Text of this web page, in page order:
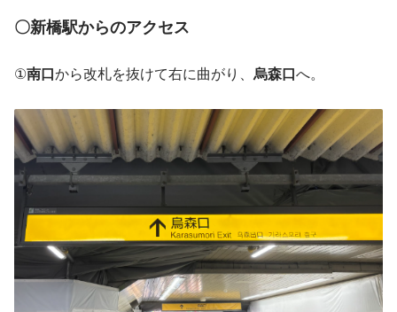
〇新橋駅からのアクセス
①南口から改札を抜けて右に曲がり、 烏森口へ。